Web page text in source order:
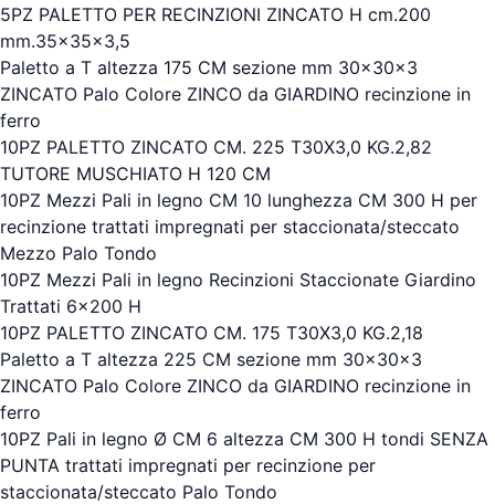
5PZ PALETTO PER RECINZIONI ZINCATO H cm.200
mm.35x35x3,5
Paletto a T altezza 175 CM sezione mm 30x30x3
ZINCATO Palo Colore ZINCO da GIARDINO recinzione in
ferro
10PZ PALETTO ZINCATO CM. 225 T30X3,0 KG.2,82
TUTORE MUSCHIATO H 120 CM
10PZ Mezzi Pali in legno CM 10 lunghezza CM 300 H per
recinzione trattati impregnati per staccionata/steccato
Mezzo Palo Tondo
10PZ Mezzi Pali in legno Recinzioni Staccionate Giardino
Trattati 6x200 H
10PZ PALETTO ZINCATO CM. 175 T30X3,0 KG.2,18
Paletto a T altezza 225 CM sezione mm 30x30x3
ZINCATO Palo Colore ZINCO da GIARDINO recinzione in
ferro
10PZ Pali in legno Ø CM 6 altezza CM 300 H tondi SENZA
PUNTA trattati impregnati per recinzione per
staccionata/steccato Palo Tondo